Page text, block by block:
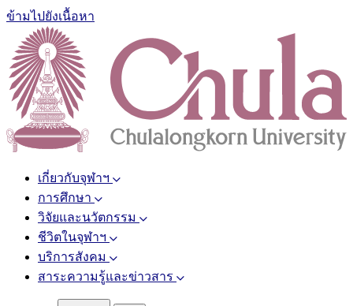
ข้ามไปยังเนื้อหา
เกี่ยวกับจุฬาฯ
การศึกษา
วิจัยและนวัตกรรม
ชีวิตในจุฬาฯ
บริการสังคม
สาระความรู้และข่าวสาร